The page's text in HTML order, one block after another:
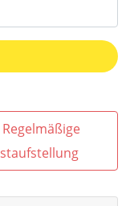
Erstaufstellung